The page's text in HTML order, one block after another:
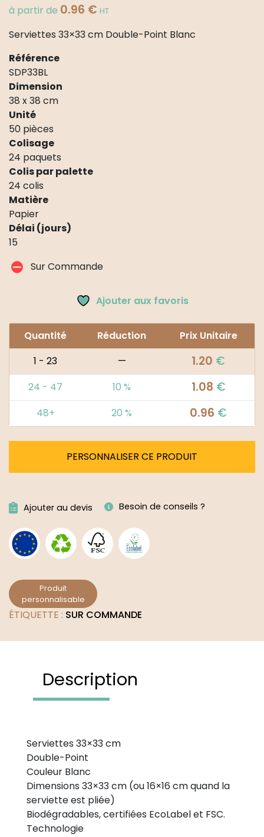
à partir de 0.96 € HT
Serviettes 33×33 cm Double-Point Blanc
Référence
SDP33BL
Dimension
38 x 38 cm
Unité
50 pièces
Colisage
24 paquets
Colis par palette
24 colis
Matière
Papier
Délai (jours)
15
Sur Commande
Ajouter aux favoris
Quantité Réduction
Prix Unitaire
1 - 23
— 1.20 €
24 - 47 10 % 1.08 €
48+ 20 % 0.96 €
PERSONNALISER CE PRODUIT
Ajouter au devis Besoin de conseils ?
Produit
personnalisable
ÉTIQUETTE : SUR COMMANDE
Description
Serviettes 33×33 cm
Double-Point
Couleur Blanc
Dimensions 33×33 cm (ou 16×16 cm quand la
serviette est pliée)
Biodégradables, certifiées EcoLabel et FSC.
Technologie